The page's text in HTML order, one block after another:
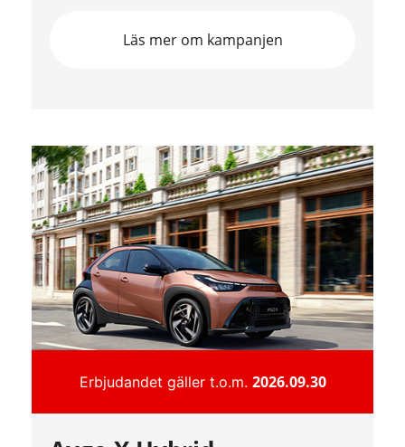
Läs mer om kampanjen
Erbjudandet gäller t.o.m. 2026.09.30